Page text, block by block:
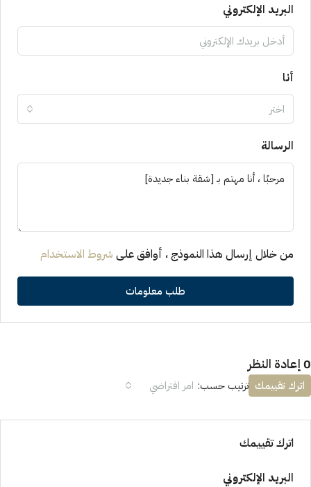
البريد الإلكتروني
أنا
اختر
الرسالة
من خلال إرسال هذا النموذج ، أوافق على شروط الاستخدام
طلب معلومات
0 إعادة النظر
ترتيب حسب: امر افتراضي اترك تقييمك
اترك تقييمك
البريد الإلكتروني